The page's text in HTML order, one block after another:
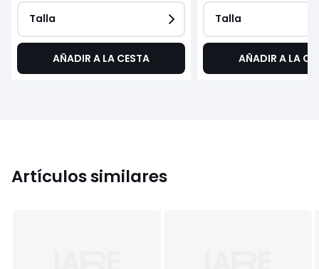
Talla
AÑADIR A LA CESTA
Talla
AÑADIR A LA
Artículos similares